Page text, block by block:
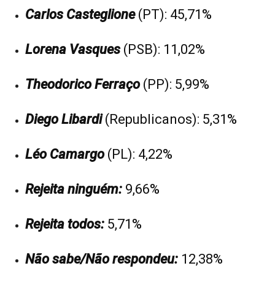
Carlos Casteglione(PT): 45,71%
Lorena Vasques (PSB): 11,02%
Theodorico Ferraço(PP): 5,99%
Diego Libardi(Republicanos): 5,31%
Léo Camargo(PL): 4,22%
Rejeita ninguém: 9,66%
Rejeita todos: 5,71%
Não sabe/Não respondeu: 12,38%